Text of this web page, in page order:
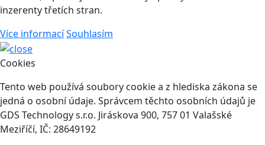
inzerenty třetích stran.
Více informacíSouhlasím
Cookies
Tento web používá soubory cookie a z hlediska zákona se
jedná o osobní údaje. Správcem těchto osobních údajů je
GDS Technology s.r.o. Jiráskova 900, 757 01 Valašské
Meziříčí, IČ: 28649192